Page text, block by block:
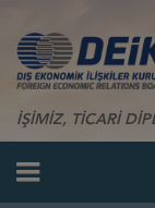
İŞİMİZ, TİCARİ